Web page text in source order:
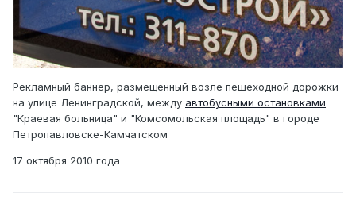
Рекламный баннер, размещенный возле пешеходной дорожки
на улице Ленинградской, между автобусными остановками
"Краевая больница" и "Комсомольская площадь" в городе
Петропавловске-Камчатском
17 октября 2010 года